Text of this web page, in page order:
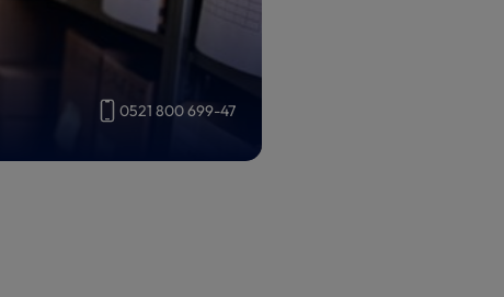
0521 800 699-47